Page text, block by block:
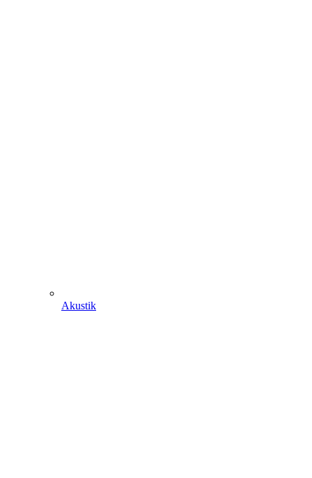
Akustik